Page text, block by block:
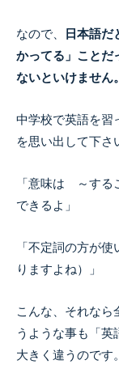
なので、
日本語だ
かってる」ことだ
ないといけません。
中学校で英語を習
を思い出して下さ
「意味は ～する
できるよ」
「不定詞の方が
りますよね）」
こんな、それなら
うような事も「英
大きく違うのです。